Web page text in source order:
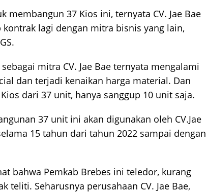
membangun 37 Kios ini, ternyata CV. Jae Bae
kontrak lagi dengan mitra bisnis yang lain,
mitra CV. Jae Bae ternyata mengalami
dan terjadi kenaikan harga material. Dan
dari 37 unit, hanya sanggup 10 unit saja.
37 unit ini akan digunakan oleh CV.Jae
15 tahun dari tahun 2022 sampai dengan
bahwa Pemkab Brebes ini teledor, kurang
teliti. Seharusnya perusahaan CV. Jae Bae,